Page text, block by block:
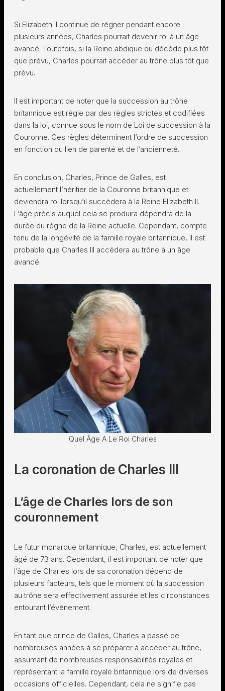
Si Elizabeth II continue de régner pendant encore
plusieurs années, Charles pourrait devenir roi à un âge
avancé. Toutefois, si la Reine abdique ou décède plus tôt
que prévu, Charles pourrait accéder au trône plus tôt que
prévu.
Il est important de noter que la succession au trône
britannique est régie par des règles strictes et codifiées
dans la loi, connue sous le nom de Loi de succession à la
Couronne. Ces règles déterminent l’ordre de succession
en fonction du lien de parenté et de l’ancienneté.
En conclusion, Charles, Prince de Galles, est
actuellement l’héritier de la Couronne britannique et
deviendra roi lorsqu’il succèdera à la Reine Elizabeth II.
L’âge précis auquel cela se produira dépendra de la
durée du règne de la Reine actuelle. Cependant, compte
tenu de la longévité de la famille royale britannique, il est
probable que Charles III accédera au trône à un âge
avancé.
Quel Âge A Le Roi Charles
La coronation de Charles III
L’âge de Charles lors de son
couronnement
Le futur monarque britannique, Charles, est actuellement
âgé de 73 ans. Cependant, il est important de noter que
l’âge de Charles lors de sa coronation dépend de
plusieurs facteurs, tels que le moment où la succession
au trône sera effectivement assurée et les circonstances
entourant l’événement.
En tant que prince de Galles, Charles a passé de
nombreuses années à se préparer à accéder au trône,
assumant de nombreuses responsabilités royales et
représentant la famille royale britannique lors de diverses
occasions officielles. Cependant, cela ne signifie pas